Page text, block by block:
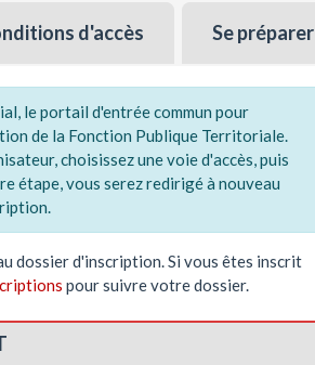
d'accès Se préparer
le portail d'entrée commun pour
de la Fonction Publique Territoriale.
choisissez une voie d'accès, puis
étape, vous serez redirigé à nouveau
dossier d'inscription. Si vous êtes inscrit
pour suivre votre dossier.